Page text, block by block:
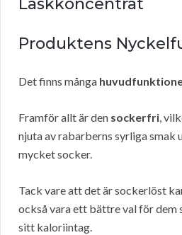
Läskkoncentrat
Produktens
Det finns många
Framför allt är den sockerfri,
njuta av rabarberns syrliga smak
mycket socker.
Tack vare att det är sockerlöst
också vara ett bättre val för dem
sitt kaloriintag.